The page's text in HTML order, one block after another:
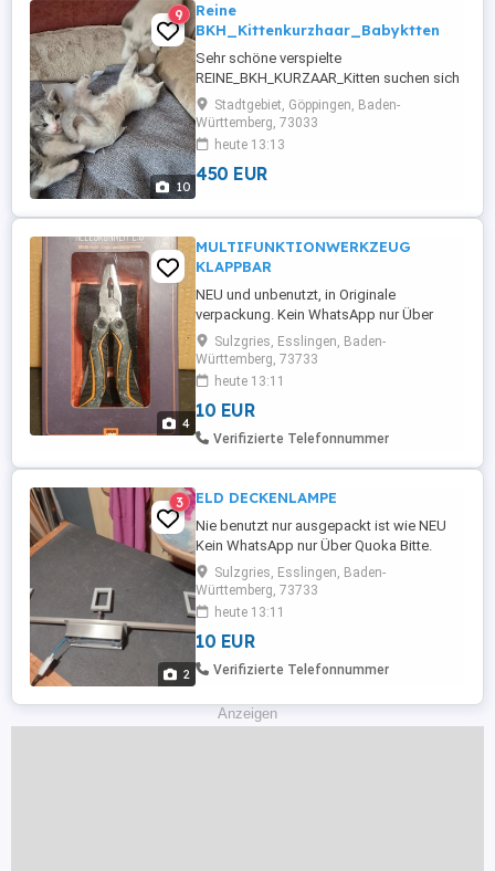
10
9
Reine
BKH_Kittenkurzhaar_Babyktten
Sehr schöne verspielte
REINE_BKH_KURZAAR_Kitten suchen sich
ein nettes freundliches zuhause. Alle sehr
schöne blaue Hellblau Augen Farben sehr
schönes Weiches glänzendes kurzhaar
sind die kleinen Süße Babykitten am
vorhanden. ...
Stadtgebiet, Göppingen, Baden-
Württemberg, 73033
heute 13:13
450 EUR
4
MULTIFUNKTIONWERKZEUG
KLAPPBAR
NEU und unbenutzt, in Originale
verpackung. Kein WhatsApp nur Über
Quoka Bitte.
Sulzgries, Esslingen, Baden-
Württemberg, 73733
heute 13:11
10 EUR
Verifizierte Telefonnummer
2
3 ELD DECKENLAMPE
Nie benutzt nur ausgepackt ist wie NEU
Kein WhatsApp nur Über Quoka Bitte.
Sulzgries, Esslingen, Baden-
Württemberg, 73733
heute 13:11
10 EUR
Verifizierte Telefonnummer
Anzeigen